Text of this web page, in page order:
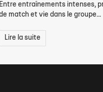
Entre entraînements intenses,
match et vie dans le groupe...
Lire la suite